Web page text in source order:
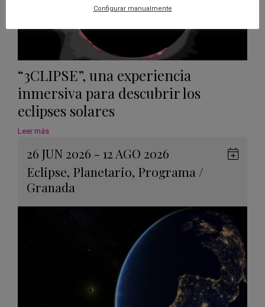
“3CLIPSE”, una experiencia
inmersiva para descubrir los
eclipses solares
Leer más
26 JUN 2026 - 12 AGO 2026
Eclipse, Planetario, Programa /
Granada
Configurar manualmente